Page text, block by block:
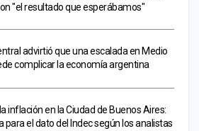
"el resultado que esperábamos"
advirtió que una escalada en Medio
complicar la economía argentina
inflación en la Ciudad de Buenos Aires:
para el dato del Indec según los analistas